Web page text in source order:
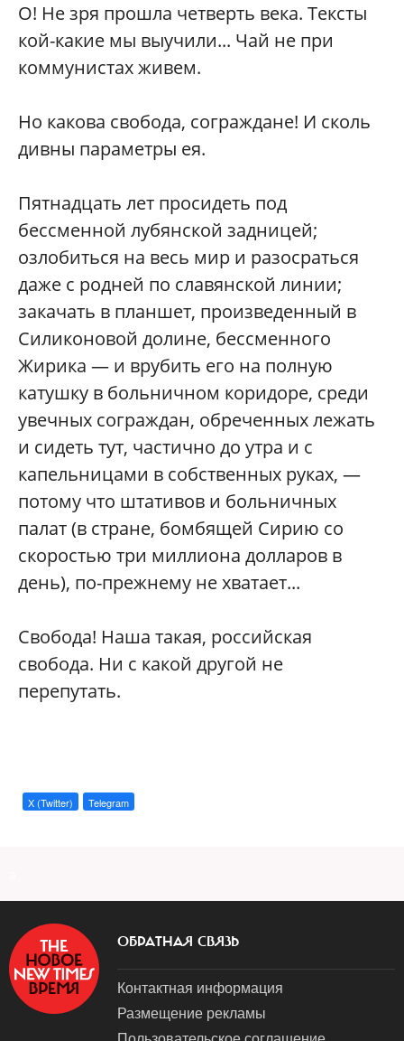
О! Не зря прошла четверть века. Тексты
кой-какие мы выучили... Чай не при
коммунистах живем.
Но какова свобода, сограждане! И сколь
дивны параметры ея.
Пятнадцать лет просидеть под
бессменной лубянской задницей;
озлобиться на весь мир и разосраться
даже с родней по славянской линии;
закачать в планшет, произведенный в
Силиконовой долине, бессменного
Жирика — и врубить его на полную
катушку в больничном коридоре, среди
увечных сограждан, обреченных лежать
и сидеть тут, частично до утра и с
капельницами в собственных руках, —
потому что штативов и больничных
палат (в стране, бомбящей Сирию со
скоростью три миллиона долларов в
день), по-прежнему не хватает...
Свобода! Наша такая, российская
свобода. Ни с какой другой не
перепутать.
X (Twitter) Telegram
ОБРАТНАЯ СВЯЗЬ
Контактная информация
Размещение рекламы